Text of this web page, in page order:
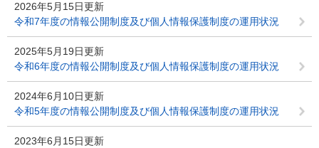
2026年5月15日更新
令和7年度の情報公開制度及び個人情報保護制度の運用状況
2025年5月19日更新
令和6年度の情報公開制度及び個人情報保護制度の運用状況
2024年6月10日更新
令和5年度の情報公開制度及び個人情報保護制度の運用状況
2023年6月15日更新